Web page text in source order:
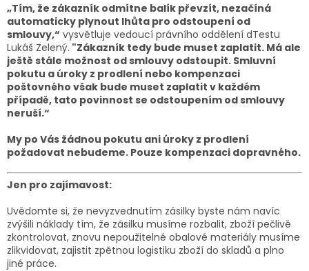
„Tím, že zákazník odmítne balík převzít, nezačíná
automaticky plynout lhůta pro odstoupení od
smlouvy,“ vysvětluje vedoucí právního oddělení dTestu
Lukáš Zelený. "Zákazník tedy bude muset zaplatit. Má ale
ještě stále možnost od smlouvy odstoupit. Smluvní
pokutu a úroky z prodlení nebo kompenzaci
poštovného však bude muset zaplatit v každém
případě, tato povinnost se odstoupením od smlouvy
neruší.“
My po Vás žádnou pokutu ani úroky z prodlení
požadovat nebudeme. Pouze kompenzaci dopravného.
Jen pro zajímavost:
Uvědomte si, že nevyzvednutím zásilky byste nám navíc
zvýšili náklady tím, že zásilku musíme rozbalit, zboží pečlivě
zkontrolovat, znovu nepoužitelné obalové materiály musíme
zlikvidovat, zajistit zpětnou logistiku zboží do skladů a plno
jiné práce.